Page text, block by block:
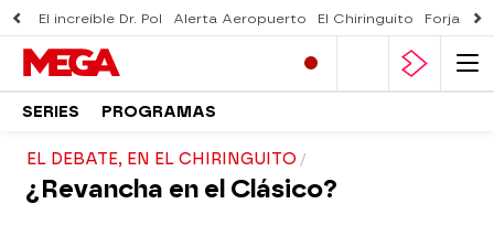
El increíble Dr. Pol Alerta Aeropuerto El Chiringuito Forjado
SERIES PROGRAMAS
EL DEBATE, EN EL CHIRINGUITO
¿Revancha en el Clásico?